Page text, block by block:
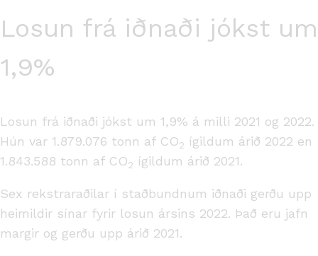
Losun frá iðnaði jókst um
1,9%
Losun frá iðnaði jókst um 1,9% á milli 2021 og 2022.
Hún var 1.879.076 tonn af CO2 ígildum árið 2022 en
1.843.588 tonn af CO2 ígildum árið 2021.
Sex rekstraraðilar í staðbundnum iðnaði gerðu upp
heimildir sínar fyrir losun ársins 2022. Það eru jafn
margir og gerðu upp árið 2021.